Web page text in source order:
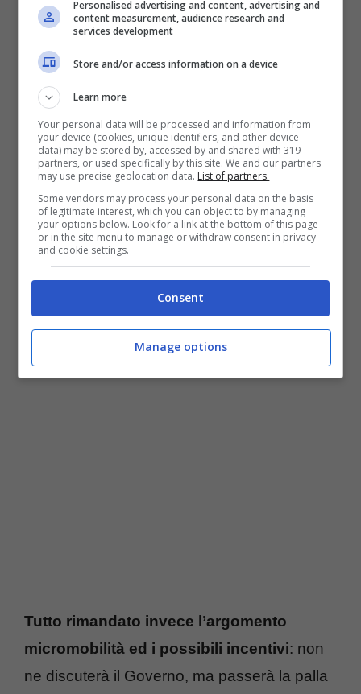
Strada sono pesantissime. Tutto quello
che devi sapere
Il decreto Infrastrutture prevede di
assegnare ai comuni la possibilità di
riservare aree di sosta temporanee o
permanenti alle vetture che trasportano
disabili o ai veicoli elettrici destinati al
carico e scarico merci o al trasporto
scolastico.Per aiutare gli enti locali saranno
varati degli incentivi così da poter garantire la
disabilità che non trovano parcheggio nelle
aree riservate.
Tutto rimandato invece l’argomento
micromobilità ed i possibili incentivi: non
ne discuterà il Governo, ma passerà la palla
Personalised advertising and content, advertising and
content measurement, audience research and
services development
Store and/or access information on a device
Learn more
Your personal data will be processed and information from
your device (cookies, unique identifiers, and other device
data) may be stored by, accessed by and shared with 319
partners, or used specifically by this site. We and our partners
may use precise geolocation data. List of partners.
Some vendors may process your personal data on the basis
of legitimate interest, which you can object to by managing
your options below. Look for a link at the bottom of this page
or in the site menu to manage or withdraw consent in privacy
and cookie settings.
Consent
Manage options